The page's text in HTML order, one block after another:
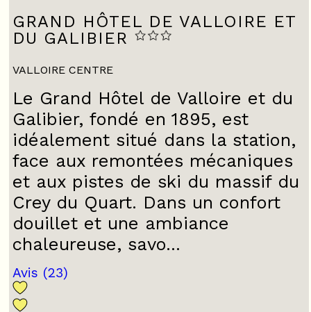
GRAND HÔTEL DE VALLOIRE ET
DU GALIBIER
VALLOIRE CENTRE
Le Grand Hôtel de Valloire et du
Galibier, fondé en 1895, est
idéalement situé dans la station,
face aux remontées mécaniques
et aux pistes de ski du massif du
Crey du Quart. Dans un confort
douillet et une ambiance
chaleureuse, savo...
Avis (23)